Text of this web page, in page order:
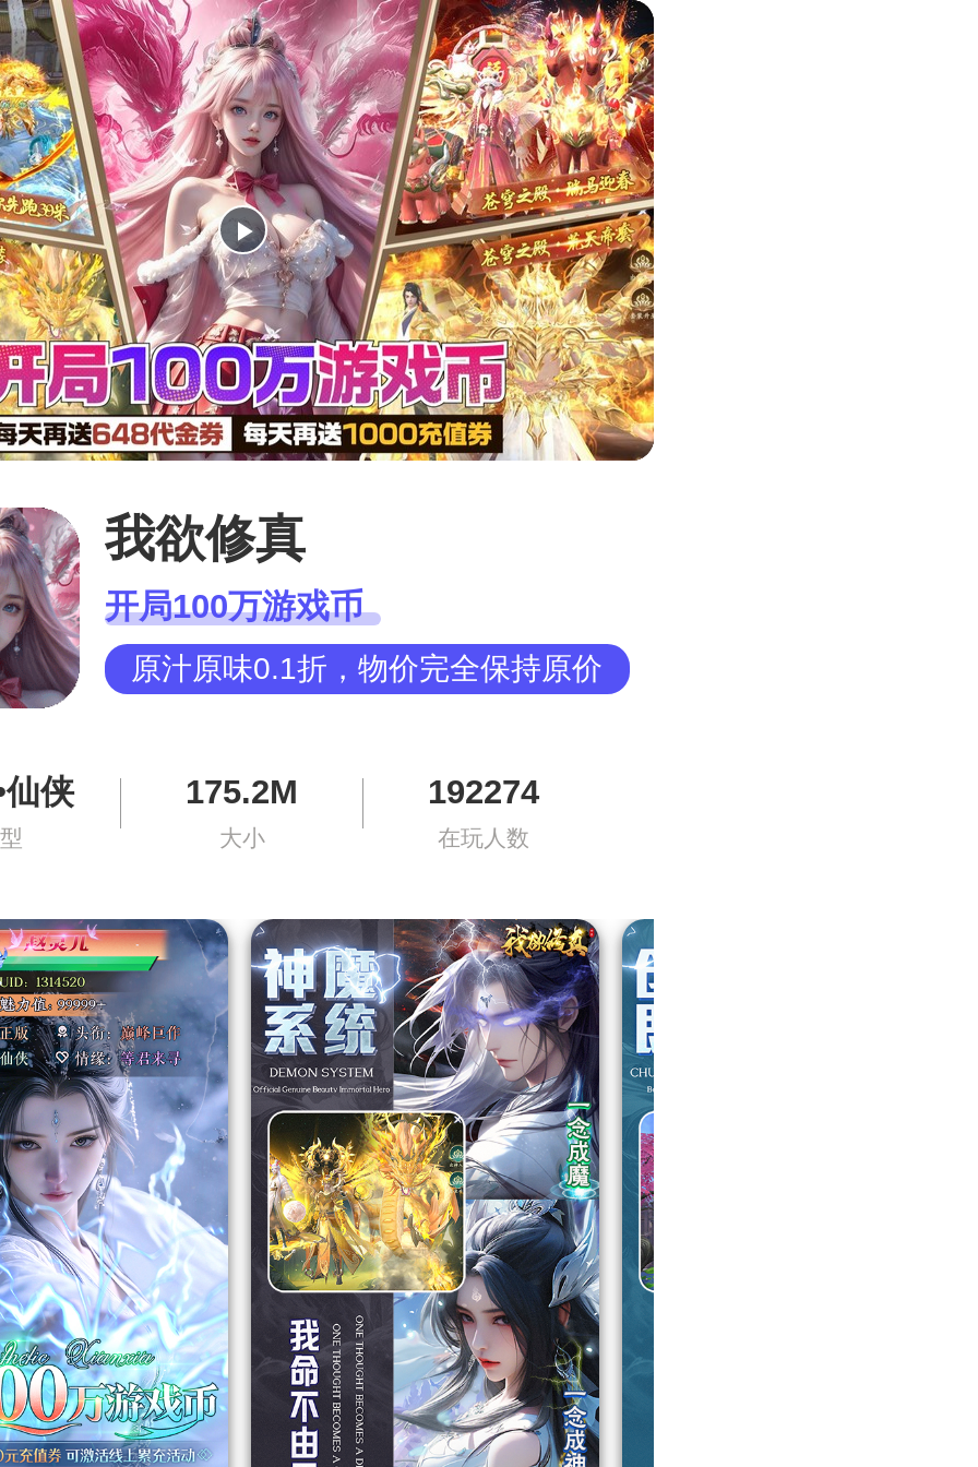
播
放
视
频
我欲修真
开局100万游戏币
原汁原味0.1折，物价完全保持原价
仙侠 175.2M
大小
192274
在玩人数